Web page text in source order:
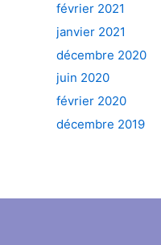
février 2021
janvier 2021
décembre 2020
juin 2020
février 2020
décembre 2019